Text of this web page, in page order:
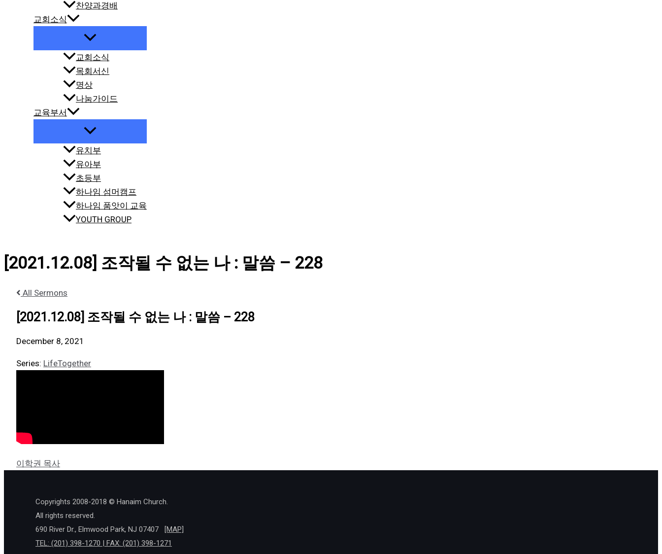
찬양과경배
교회소식
교회소식
목회서신
명상
나눔가이드
교육부서
유치부
유아부
초등부
하나임 섬머캠프
하나임 품앗이 교육
YOUTH GROUP
[2021.12.08] 조작될 수 없는 나 : 말씀 – 228
All Sermons
[2021.12.08] 조작될 수 없는 나 : 말씀 – 228
December 8, 2021
Series: LifeTogether
이학권 목사
Copyrights 2008-2018 © Hanaim Church.
All rights reserved.
690 River Dr., Elmwood Park, NJ 07407
[MAP]
TEL: (201) 398-1270 | FAX: (201) 398-1271